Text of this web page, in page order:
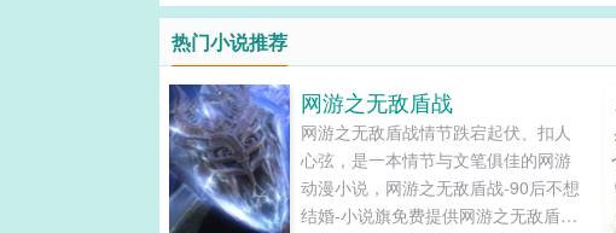
热门小说推荐
网游之无敌盾战
网游之无敌盾战情节跌宕起伏、扣人
心弦，是一本情节与文笔俱佳的网游
动漫小说，网游之无敌盾战-90后不想
结婚-小说旗免费提供网游之无敌盾战